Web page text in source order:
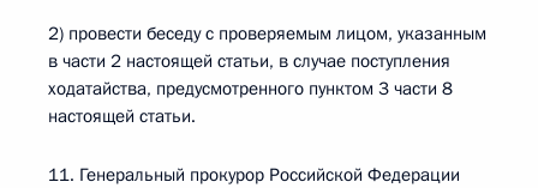
2) провести беседу с проверяемым лицом, указанным
в части 2 настоящей статьи, в случае поступления
ходатайства, предусмотренного пунктом 3 части 8
настоящей статьи.
11. Генеральный прокурор Российской Федерации